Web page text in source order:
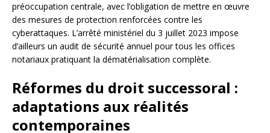
préoccupation centrale, avec l’obligation de mettre en œuvre
des mesures de protection renforcées contre les
cyberattaques. L’arrêté ministériel du 3 juillet 2023 impose
d’ailleurs un audit de sécurité annuel pour tous les offices
notariaux pratiquant la dématérialisation complète.
Réformes du droit successoral :
adaptations aux réalités
contemporaines